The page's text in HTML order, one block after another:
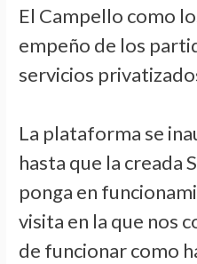
El Campello como
empeño de los
servicios
La plataforma se
hasta que la creada
ponga en
visita en la que nos
de funcionar como